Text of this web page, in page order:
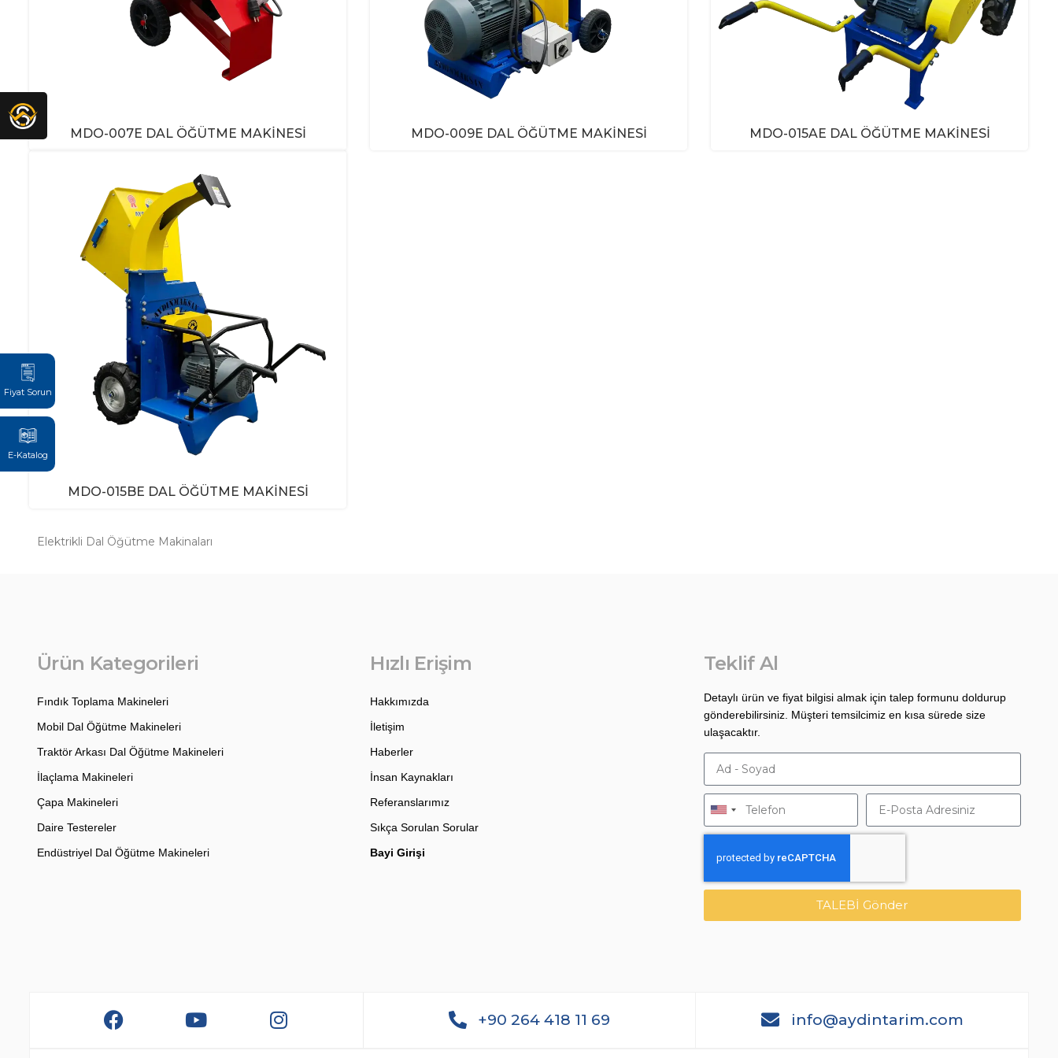
Fiyat Sorun
E-Katalog
MDO-007E DAL ÖĞÜTME MAKINESI MDO-009E DAL ÖĞÜTME MAKINESI MDO-015AE DAL ÖĞÜTME MAKINESI
MDO-015BE DAL ÖĞÜTME MAKINESI
Elektrikli Dal Öğütme Makinaları
Ürün Kategorileri
Fındık Toplama Makineleri
Mobil Dal Öğütme Makineleri
Traktör Arkası Dal Öğütme Makineleri
İlaçlama Makineleri
Çapa Makineleri
Daire Testereler
Endüstriyel Dal Öğütme Makineleri
Hızlı Erişim
Hakkımızda
İletişim
Haberler
İnsan Kaynakları
Referanslarımız
Sıkça Sorulan Sorular
Bayi Girişi
Teklif Al
Detaylı ürün ve fiyat bilgisi almak için talep formunu doldurup
gönderebilirsiniz. Müşteri temsilcimiz en kısa sürede size
ulaşacaktır.
TALEBİ Gönder
+90 264 418 11 69 info@aydintarim.com